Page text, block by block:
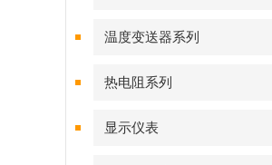
温度变送器系列
热电阻系列
显示仪表